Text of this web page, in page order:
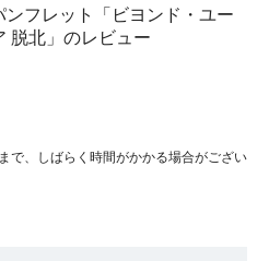
ンフレット「ビヨンド・ユー
脱北」のレビュー
で、しばらく時間がかかる場合がござい